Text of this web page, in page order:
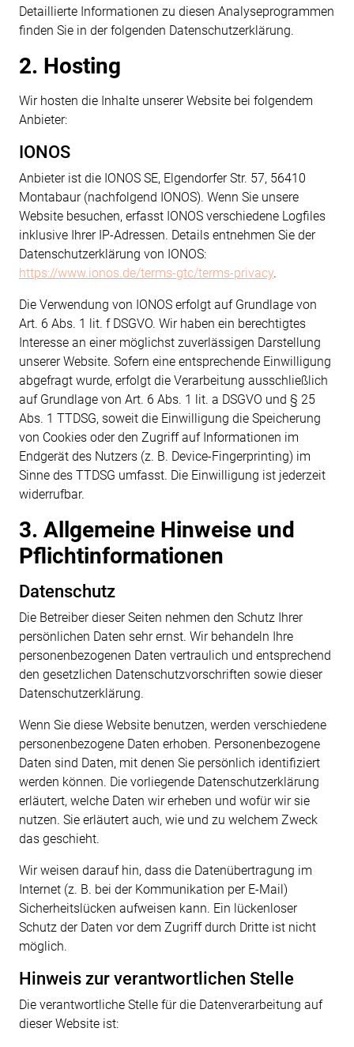
Detaillierte Informationen zu diesen Analyseprogrammen
finden Sie in der folgenden Datenschutzerklärung.
2. Hosting
Wir hosten die Inhalte unserer Website bei folgendem
Anbieter:
IONOS
Anbieter ist die IONOS SE, Elgendorfer Str. 57, 56410
Montabaur (nachfolgend IONOS). Wenn Sie unsere
Website besuchen, erfasst IONOS verschiedene Logfiles
inklusive Ihrer IP-Adressen. Details entnehmen Sie der
Datenschutzerklärung von IONOS:
https://www.ionos.de/terms-gtc/terms-privacy.
Die Verwendung von IONOS erfolgt auf Grundlage von
Art. 6 Abs. 1 lit. f DSGVO. Wir haben ein berechtigtes
Interesse an einer möglichst zuverlässigen Darstellung
unserer Website. Sofern eine entsprechende Einwilligung
abgefragt wurde, erfolgt die Verarbeitung ausschließlich
auf Grundlage von Art. 6 Abs. 1 lit. a DSGVO und § 25
Abs. 1 TTDSG, soweit die Einwilligung die Speicherung
von Cookies oder den Zugriff auf Informationen im
Endgerät des Nutzers (z. B. Device-Fingerprinting) im
Sinne des TTDSG umfasst. Die Einwilligung ist jederzeit
widerrufbar.
3. Allgemeine Hinweise und
Pflicht­informationen
Datenschutz
Die Betreiber dieser Seiten nehmen den Schutz Ihrer
persönlichen Daten sehr ernst. Wir behandeln Ihre
personenbezogenen Daten vertraulich und entsprechend
den gesetzlichen Datenschutzvorschriften sowie dieser
Datenschutzerklärung.
Wenn Sie diese Website benutzen, werden verschiedene
personenbezogene Daten erhoben. Personenbezogene
Daten sind Daten, mit denen Sie persönlich identifiziert
werden können. Die vorliegende Datenschutzerklärung
erläutert, welche Daten wir erheben und wofür wir sie
nutzen. Sie erläutert auch, wie und zu welchem Zweck
das geschieht.
Wir weisen darauf hin, dass die Datenübertragung im
Internet (z. B. bei der Kommunikation per E-Mail)
Sicherheitslücken aufweisen kann. Ein lückenloser
Schutz der Daten vor dem Zugriff durch Dritte ist nicht
möglich.
Hinweis zur verantwortlichen Stelle
Die verantwortliche Stelle für die Datenverarbeitung auf
dieser Website ist: